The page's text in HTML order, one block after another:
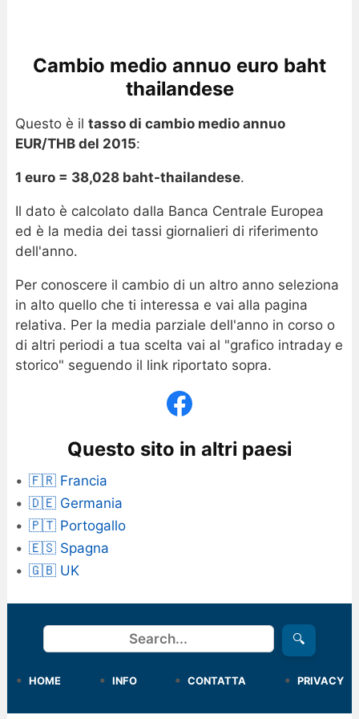
Cambio medio annuo euro baht
thailandese
Questo è il tasso di cambio medio annuo
EUR/THB del 2015:
1 euro = 38,028 baht-thailandese.
Il dato è calcolato dalla Banca Centrale Europea
ed è la media dei tassi giornalieri di riferimento
dell'anno.
Per conoscere il cambio di un altro anno seleziona
in alto quello che ti interessa e vai alla pagina
relativa. Per la media parziale dell'anno in corso o
di altri periodi a tua scelta vai al "grafico intraday e
storico" seguendo il link riportato sopra.
Questo sito in altri paesi
🇫🇷 Francia
🇩🇪 Germania
🇵🇹 Portogallo
🇪🇸 Spagna
🇬🇧 UK
Cerca 🔍
HOME INFO CONTATTA PRIVACY